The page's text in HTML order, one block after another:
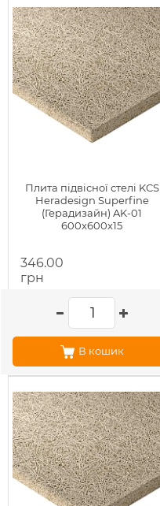
Плита підвісної стелі KCS
Heradesign Superfine
(Герадизайн) AK-01
600x600x15
346.00
грн
В кошик